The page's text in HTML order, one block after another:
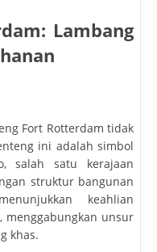
Lambang
Fort Rotterdam tidak
ini adalah simbol
salah satu kerajaan
struktur bangunan
keahlian
menggabungkan unsur
khas.